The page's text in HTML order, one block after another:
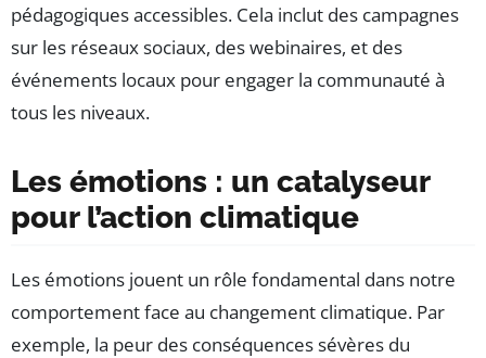
pédagogiques accessibles. Cela inclut des campagnes
sur les réseaux sociaux, des webinaires, et des
événements locaux pour engager la communauté à
tous les niveaux.
Les émotions : un catalyseur
pour l’action climatique
Les émotions jouent un rôle fondamental dans notre
comportement face au changement climatique. Par
exemple, la peur des conséquences sévères du